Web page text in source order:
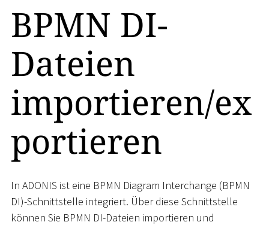
BPMN DI-
Dateien
importieren/ex
portieren
In ADONIS ist eine BPMN Diagram Interchange (BPMN
DI)-Schnittstelle integriert. Über diese Schnittstelle
können Sie BPMN DI-Dateien importieren und